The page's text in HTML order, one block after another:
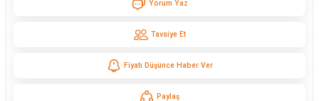
Yorum Yaz
Tavsiye Et
Fiyatı Düşünce Haber Ver
Paylaş